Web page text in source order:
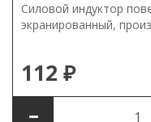
Силовой индуктор
экранированный,
112 ₽